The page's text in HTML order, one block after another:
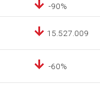
-90%
15.527.009
-60%